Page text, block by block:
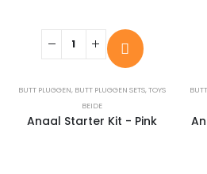
BUTT PLUGGEN, BUTT PLUGGEN SETS,TOYS
BEIDE
Anaal Starter Kit - Pink